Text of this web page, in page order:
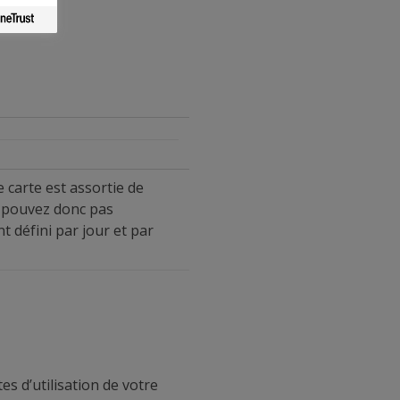
carte est assortie de
donc pas
défini par jour et par
d’utilisation de votre